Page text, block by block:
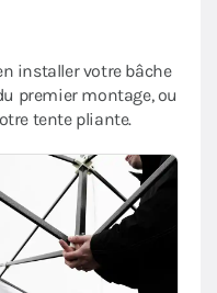
installer votre bâche
premier montage, ou
tente pliante.